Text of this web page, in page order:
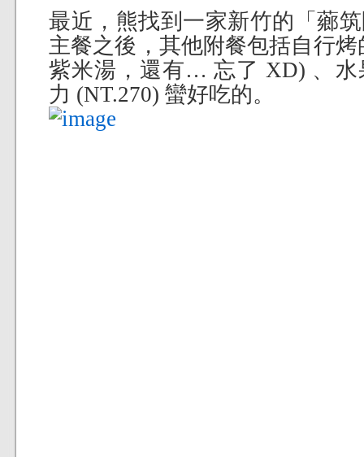
最近，熊找到一家新竹的「薌
主餐之後，其他附餐包括自行
紫米湯，還有… 忘了 XD) 、水
力 (NT.270) 蠻好吃的。